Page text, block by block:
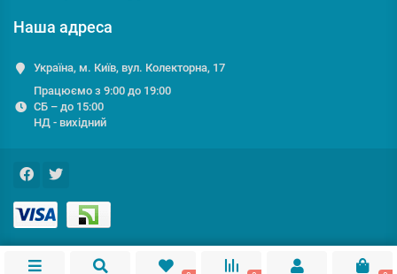
Наша адреса
Україна, м. Київ, вул. Колекторна, 17
Працюємо з 9:00 до 19:00
СБ – до 15:00
НД - вихідний